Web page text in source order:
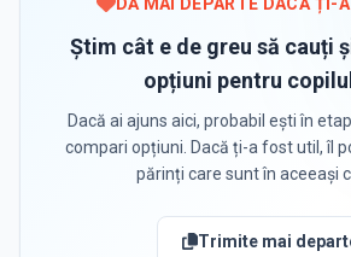
Știm cât e de greu să cauți
opțiuni pentru
Dacă ai ajuns aici, probabil ești în
compari opțiuni. Dacă ți-a fost util, îl
părinți care sunt în aceeași
Trimite mai